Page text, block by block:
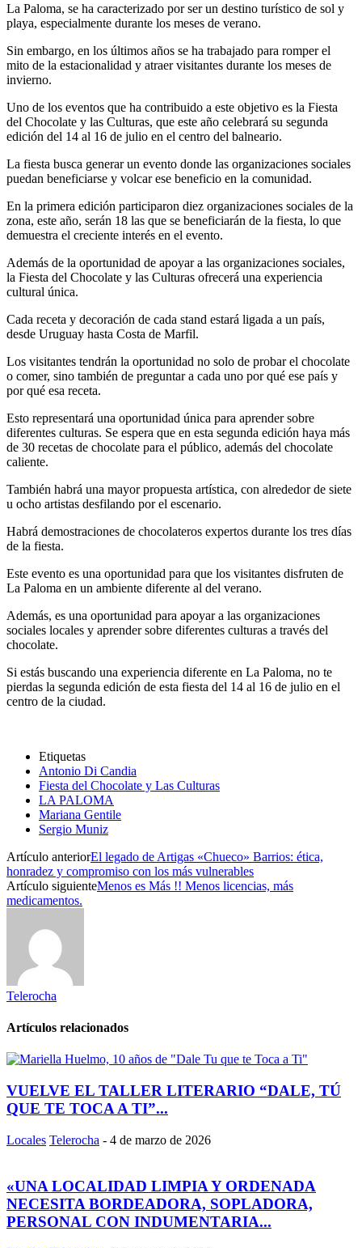
La Paloma, se ha caracterizado por ser un destino turístico de sol y
playa, especialmente durante los meses de verano.
Sin embargo, en los últimos años se ha trabajado para romper el
mito de la estacionalidad y atraer visitantes durante los meses de
invierno.
Uno de los eventos que ha contribuido a este objetivo es la Fiesta
del Chocolate y las Culturas, que este año celebrará su segunda
edición del 14 al 16 de julio en el centro del balneario.
La fiesta busca generar un evento donde las organizaciones sociales
puedan beneficiarse y volcar ese beneficio en la comunidad.
En la primera edición participaron diez organizaciones sociales de la
zona, este año, serán 18 las que se beneficiarán de la fiesta, lo que
demuestra el creciente interés en el evento.
Además de la oportunidad de apoyar a las organizaciones sociales,
la Fiesta del Chocolate y las Culturas ofrecerá una experiencia
cultural única.
Cada receta y decoración de cada stand estará ligada a un país,
desde Uruguay hasta Costa de Marfil.
Los visitantes tendrán la oportunidad no solo de probar el chocolate
o comer, sino también de preguntar a cada uno por qué ese país y
por qué esa receta.
Esto representará una oportunidad única para aprender sobre
diferentes culturas. Se espera que en esta segunda edición haya más
de 30 recetas de chocolate para el público, además del chocolate
caliente.
También habrá una mayor propuesta artística, con alrededor de siete
u ocho artistas desfilando por el escenario.
Habrá demostraciones de chocolateros expertos durante los tres días
de la fiesta.
Este evento es una oportunidad para que los visitantes disfruten de
La Paloma en un ambiente diferente al del verano.
Además, es una oportunidad para apoyar a las organizaciones
sociales locales y aprender sobre diferentes culturas a través del
chocolate.
Si estás buscando una experiencia diferente en La Paloma, no te
pierdas la segunda edición de esta fiesta del 14 al 16 de julio en el
centro de la ciudad.
Etiquetas
Antonio Di Candia
Fiesta del Chocolate y Las Culturas
LA PALOMA
Mariana Gentile
Sergio Muniz
Artículo anteriorEl legado de Artigas «Chueco» Barrios: ética,
honradez y compromiso con los más vulnerables
Artículo siguienteMenos es Más !! Menos licencias, más
medicamentos.
Telerocha
Artículos relacionados
VUELVE EL TALLER LITERARIO “DALE, TÚ
QUE TE TOCA A TI”...
Locales Telerocha - 4 de marzo de 2026
«UNA LOCALIDAD LIMPIA Y ORDENADA
NECESITA BORDEADORA, SOPLADORA,
PERSONAL CON INDUMENTARIA...